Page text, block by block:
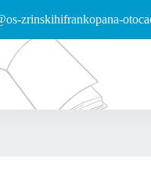
zrinskihifrankopana-